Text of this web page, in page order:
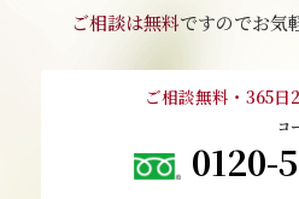
ご相談は無料ですのでお気
ご相談無料・365日
0120-